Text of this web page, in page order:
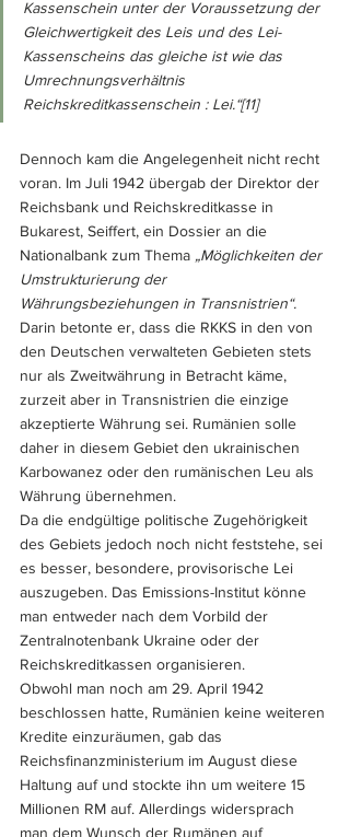
Kassenschein unter der Voraussetzung der
Gleichwertigkeit des Leis und des Lei-
Kassenscheins das gleiche ist wie das
Umrechnungsverhältnis
Reichskreditkassenschein : Lei.“[11]
Dennoch kam die Angelegenheit nicht recht
voran. Im Juli 1942 übergab der Direktor der
Reichsbank und Reichskreditkasse in
Bukarest, Seiffert, ein Dossier an die
Nationalbank zum Thema „Möglichkeiten der
Umstrukturierung der
Währungsbeziehungen in Transnistrien“.
Darin betonte er, dass die RKKS in den von
den Deutschen verwalteten Gebieten stets
nur als Zweitwährung in Betracht käme,
zurzeit aber in Transnistrien die einzige
akzeptierte Währung sei. Rumänien solle
daher in diesem Gebiet den ukrainischen
Karbowanez oder den rumänischen Leu als
Währung übernehmen.
Da die endgültige politische Zugehörigkeit
des Gebiets jedoch noch nicht feststehe, sei
es besser, besondere, provisorische Lei
auszugeben. Das Emissions-Institut könne
man entweder nach dem Vorbild der
Zentralnotenbank Ukraine oder der
Reichskreditkassen organisieren.
Obwohl man noch am 29. April 1942
beschlossen hatte, Rumänien keine weiteren
Kredite einzuräumen, gab das
Reichsfinanzministerium im August diese
Haltung auf und stockte ihn um weitere 15
Millionen RM auf. Allerdings widersprach
man dem Wunsch der Rumänen auf